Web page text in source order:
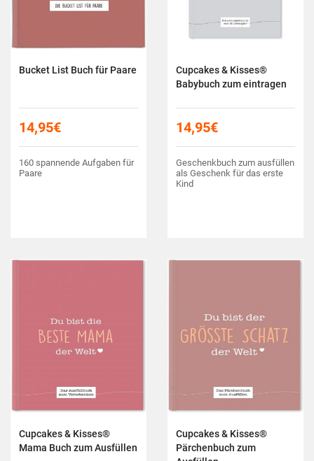
Bucket List Buch für Paare
14,95€
160 spannende Aufgaben für
Paare
Cupcakes & Kisses®
Babybuch zum eintragen
14,95€
Geschenkbuch zum ausfüllen
als Geschenk für das erste
Kind
Cupcakes & Kisses®
Mama Buch zum Ausfüllen
Cupcakes & Kisses®
Pärchenbuch zum